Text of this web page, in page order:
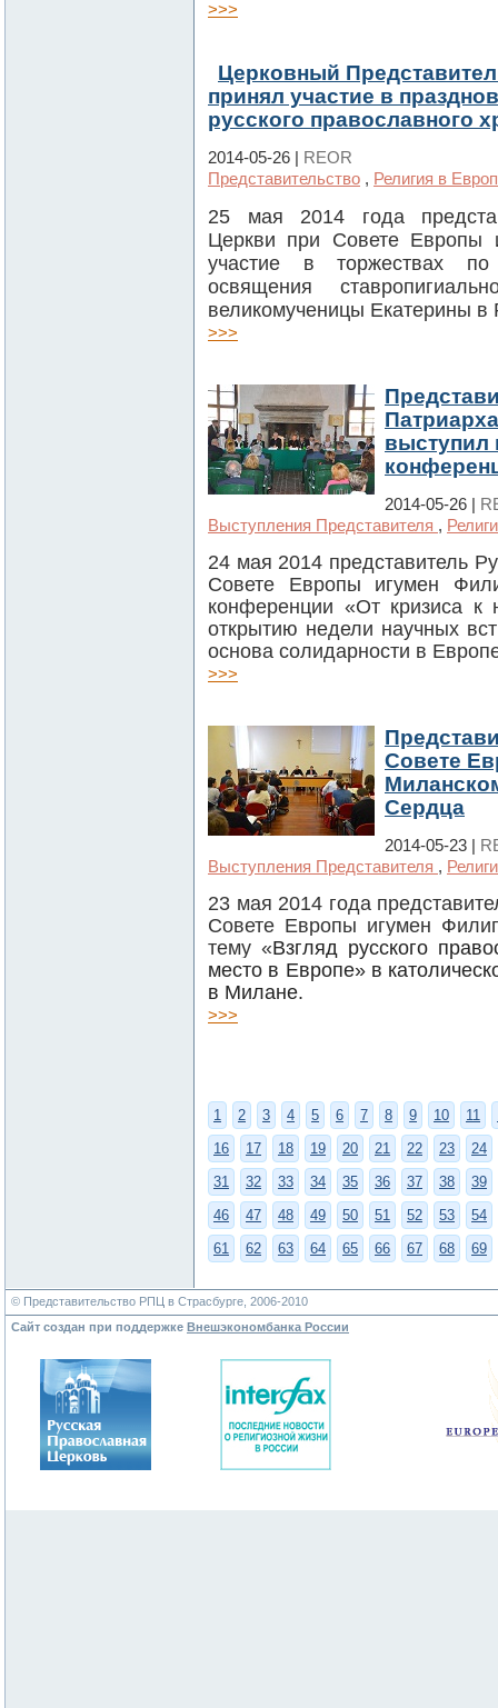
>>>
Церковный
принял участие в
русского православного
2014-05-26 | REOR
Представительство , Религия в
25 мая 2014 года
Церкви при Совете Европы
участие в торжествах по
освящения
великомученицы Екатерины
>>>
выступил
2014-05-26 |
Выступления Представителя ,
24 мая 2014 представитель
Совете Европы игумен
конференции «От кризиса к
открытию недели научных
основа солидарности в
>>>
Совете
Сердца
2014-05-23 |
Выступления Представителя ,
23 мая 2014 года
Совете Европы игумен
тему «Взгляд русского
место в Европе» в
в Милане.
>>>
1 2 3 4 5 6 7 8 9 10 11
16
17 18 19 20 21 22 23
24
31
32 33 34 35 36 37 38
39
46
47 48 49 50 51 52 53
54
61
62 63 64 65 66 67 68 69
© Представительство РПЦ в Страсбурге, 2006-2010
Сайт создан при поддержке Внешэкономбанка России